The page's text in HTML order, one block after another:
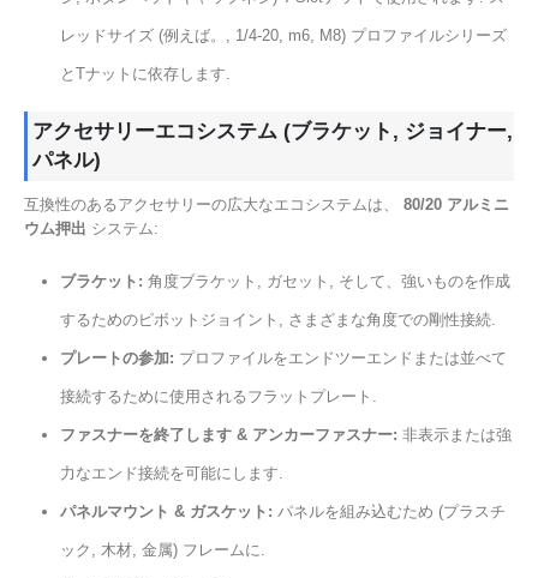
レッドサイズ (例えば。, 1/4-20, m6, M8) プロファイルシリーズ
とTナットに依存します.
アクセサリーエコシステム (ブラケット, ジョイナー,
パネル)
互換性のあるアクセサリーの広大なエコシステムは、 80/20 アルミニ
ウム押出 システム:
ブラケット: 角度ブラケット, ガセット, そして、強いものを作成
するためのピボットジョイント, さまざまな角度での剛性接続.
プレートの参加: プロファイルをエンドツーエンドまたは並べて
接続するために使用されるフラットプレート.
ファスナーを終了します & アンカーファスナー: 非表示または強
力なエンド接続を可能にします.
パネルマウント & ガスケット: パネルを組み込むため (プラスチ
ック, 木材, 金属) フレームに.